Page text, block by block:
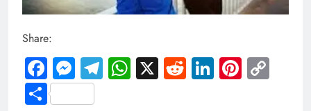
Share:
Facebook
Messenger
Telegram
WhatsApp
X RedditLinkedIn
Share